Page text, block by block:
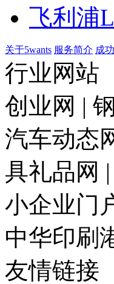
飞利浦
关于5wants 服务简介 成
行业网站
创业网 |
汽车动态
具礼品网
小企业门
中华印刷
友情链接